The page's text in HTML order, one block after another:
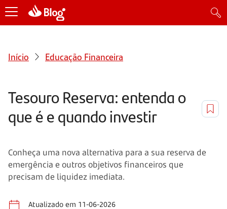
Início Educação Financeira
Tesouro Reserva: entenda o
que é e quando investir
Conheça uma nova alternativa para a sua reserva de
emergência e outros objetivos financeiros que
precisam de liquidez imediata.
Atualizado em 11-06-2026